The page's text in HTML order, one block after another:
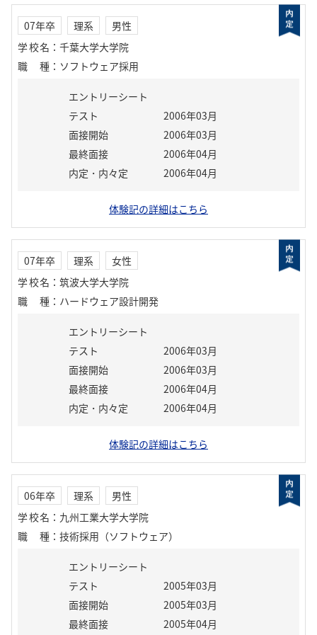
07年卒 理系
男性
学校名 ： 千葉大学大学院
職種 ： ソフトウェア採用
エントリーシート
テスト
2006年03月
面接開始
2006年03月
最終面接
2006年04月
内定・内々定
2006年04月
体験記の詳細はこちら
07年卒 理系
女性
学校名 ： 筑波大学大学院
職種 ： ハードウェア設計開発
エントリーシート
テスト
2006年03月
面接開始
2006年03月
最終面接
2006年04月
内定・内々定
2006年04月
体験記の詳細はこちら
06年卒 理系
男性
学校名 ： 九州工業大学大学院
職種 ： 技術採用（ソフトウェア）
エントリーシート
テスト
2005年03月
面接開始
2005年03月
最終面接
2005年04月